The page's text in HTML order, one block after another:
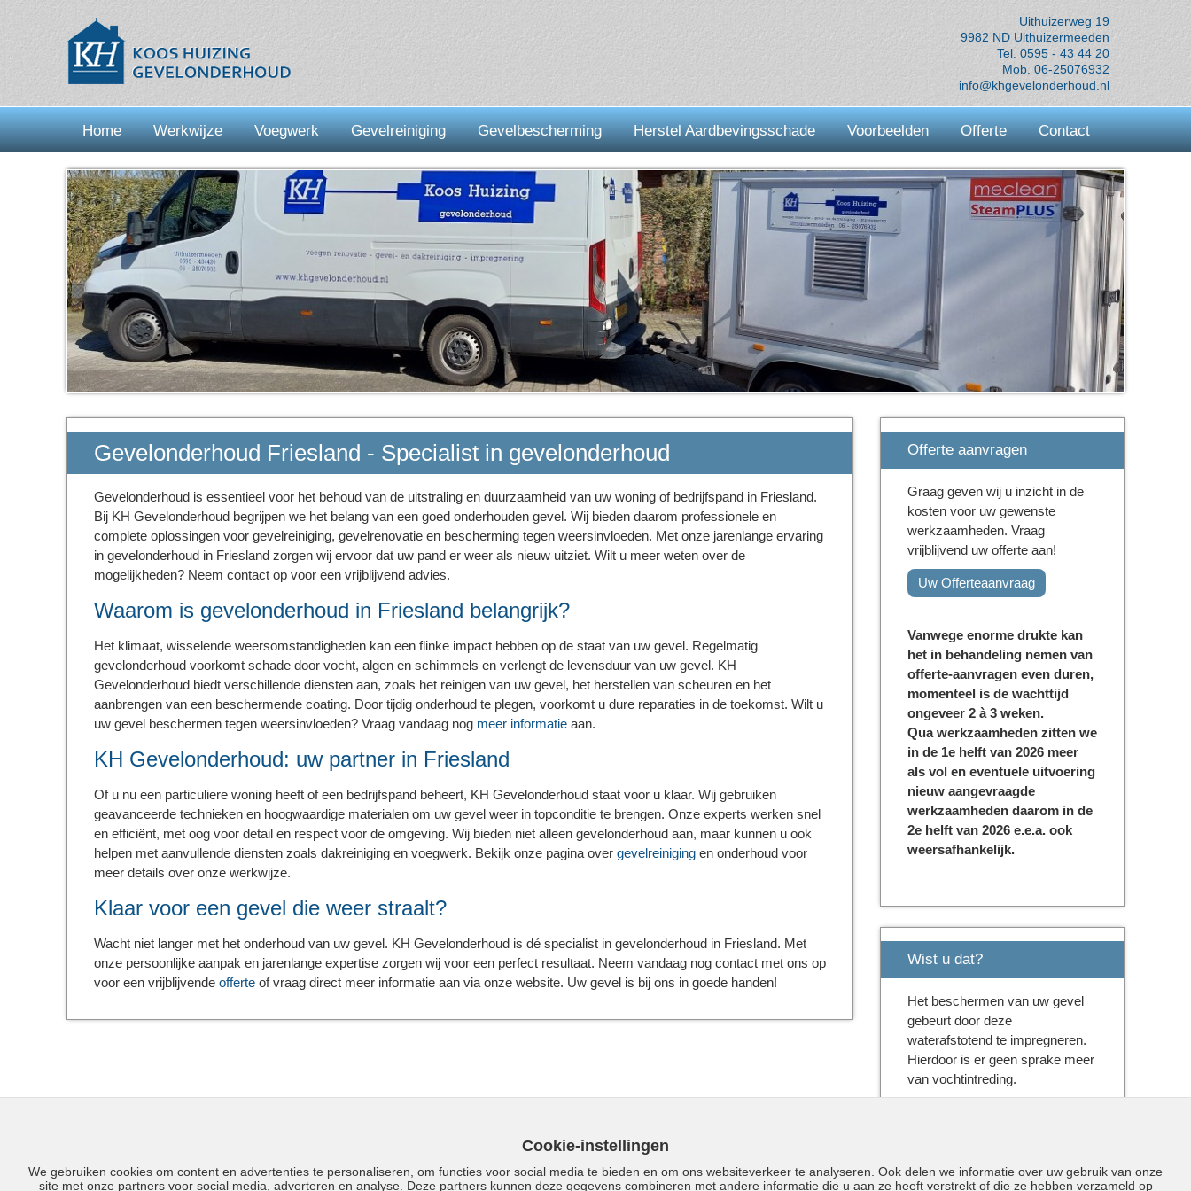
Uithuizerweg 19
9982 ND Uithuizermeeden
Tel. 0595 - 43 44 20
Mob. 06-25076932
info@khgevelonderhoud.nl
Home Werkwijze Voegwerk Gevelreiniging Gevelbescherming Herstel Aardbevingsschade Voorbeelden Offerte Contact
Gevelonderhoud Friesland - Specialist in gevelonderhoud
Gevelonderhoud is essentieel voor het behoud van de uitstraling en duurzaamheid van uw woning of bedrijfspand in Friesland.
Bij KH Gevelonderhoud begrijpen we het belang van een goed onderhouden gevel. Wij bieden daarom professionele en
complete oplossingen voor gevelreiniging, gevelrenovatie en bescherming tegen weersinvloeden. Met onze jarenlange ervaring
in gevelonderhoud in Friesland zorgen wij ervoor dat uw pand er weer als nieuw uitziet. Wilt u meer weten over de
mogelijkheden? Neem contact op voor een vrijblijvend advies.
Waarom is gevelonderhoud in Friesland belangrijk?
Het klimaat, wisselende weersomstandigheden kan een flinke impact hebben op de staat van uw gevel. Regelmatig
gevelonderhoud voorkomt schade door vocht, algen en schimmels en verlengt de levensduur van uw gevel. KH
Gevelonderhoud biedt verschillende diensten aan, zoals het reinigen van uw gevel, het herstellen van scheuren en het
aanbrengen van een beschermende coating. Door tijdig onderhoud te plegen, voorkomt u dure reparaties in de toekomst. Wilt u
uw gevel beschermen tegen weersinvloeden? Vraag vandaag nog meer informatie aan.
KH Gevelonderhoud: uw partner in Friesland
Of u nu een particuliere woning heeft of een bedrijfspand beheert, KH Gevelonderhoud staat voor u klaar. Wij gebruiken
geavanceerde technieken en hoogwaardige materialen om uw gevel weer in topconditie te brengen. Onze experts werken snel
en efficiënt, met oog voor detail en respect voor de omgeving. Wij bieden niet alleen gevelonderhoud aan, maar kunnen u ook
helpen met aanvullende diensten zoals dakreiniging en voegwerk. Bekijk onze pagina over gevelreiniging en onderhoud voor
meer details over onze werkwijze.
Klaar voor een gevel die weer straalt?
Wacht niet langer met het onderhoud van uw gevel. KH Gevelonderhoud is dé specialist in gevelonderhoud in Friesland. Met
onze persoonlijke aanpak en jarenlange expertise zorgen wij voor een perfect resultaat. Neem vandaag nog contact met ons op
voor een vrijblijvende offerte of vraag direct meer informatie aan via onze website. Uw gevel is bij ons in goede handen!
Offerte aanvragen
Graag geven wij u inzicht in de
kosten voor uw gewenste
werkzaamheden. Vraag
vrijblijvend uw offerte aan!
Uw Offerteaanvraag
Vanwege enorme drukte kan
het in behandeling nemen van
offerte-aanvragen even duren,
momenteel is de wachttijd
ongeveer 2 à 3 weken.
Qua werkzaamheden zitten we
in de 1e helft van 2026 meer
als vol en eventuele uitvoering
nieuw aangevraagde
werkzaamheden daarom in de
2e helft van 2026 e.e.a. ook
weersafhankelijk.
Wist u dat?
Het beschermen van uw gevel
gebeurt door deze
waterafstotend te impregneren.
Hierdoor is er geen sprake meer
van vochtintreding.
© 2026 KH gevelonderhoud
Ontwerp: Site Online
Uithuizerweg 19
9982 ND Uithuizermeeden
Cookie-instellingen
We gebruiken cookies om content en advertenties te personaliseren, om functies voor social media te bieden en om ons websiteverkeer te analyseren. Ook delen we informatie over uw gebruik van onze
site met onze partners voor social media, adverteren en analyse. Deze partners kunnen deze gegevens combineren met andere informatie die u aan ze heeft verstrekt of die ze hebben verzameld op